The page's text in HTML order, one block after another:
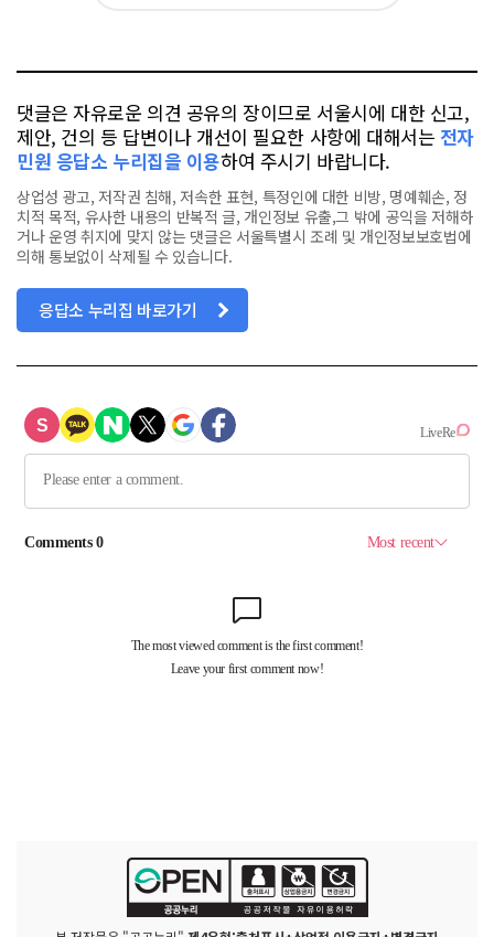
댓글은 자유로운 의견 공유의 장이므로 서울시에 대한 신고,
제안, 건의 등 답변이나 개선이 필요한 사항에 대해서는 전자
민원 응답소 누리집을 이용하여 주시기 바랍니다.
상업성 광고, 저작권 침해, 저속한 표현, 특정인에 대한 비방, 명예훼손, 정
치적 목적, 유사한 내용의 반복적 글, 개인정보 유출,그 밖에 공익을 저해하
거나 운영 취지에 맞지 않는 댓글은 서울특별시 조례 및 개인정보보호법에
의해 통보없이 삭제될 수 있습니다.
응답소 누리집 바로가기